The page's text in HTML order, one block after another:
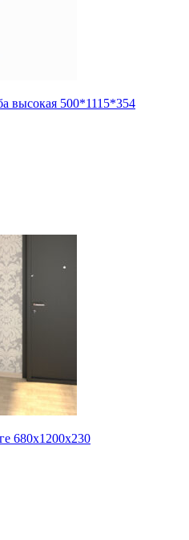
500*1115*354
680х1200х230